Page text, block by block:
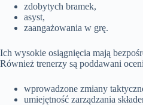
zdobytych bramek,
asyst,
zaangażowania w grę.
Ich wysokie osiągnięcia mają
Również trenerzy są poddawani
wprowadzone zmiany
umiejętność zarządzania